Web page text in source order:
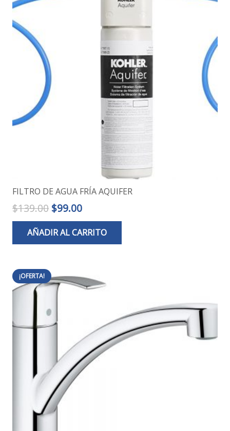
FILTRO DE AGUA FRÍA AQUIFER
$139.00 El
precio
original
era:
$99.00El
precio
actual
es:
AÑADIR AL CARRITO
¡OFERTA!